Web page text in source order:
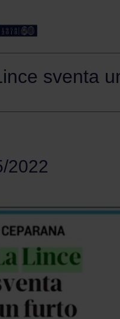
to
sventa
2022